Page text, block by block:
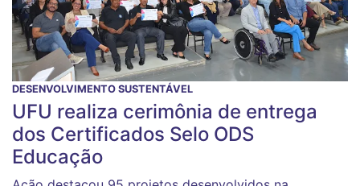
DESENVOLVIMENTO SUSTENTÁVEL
UFU realiza cerimônia de entrega
dos Certificados Selo ODS
Educação